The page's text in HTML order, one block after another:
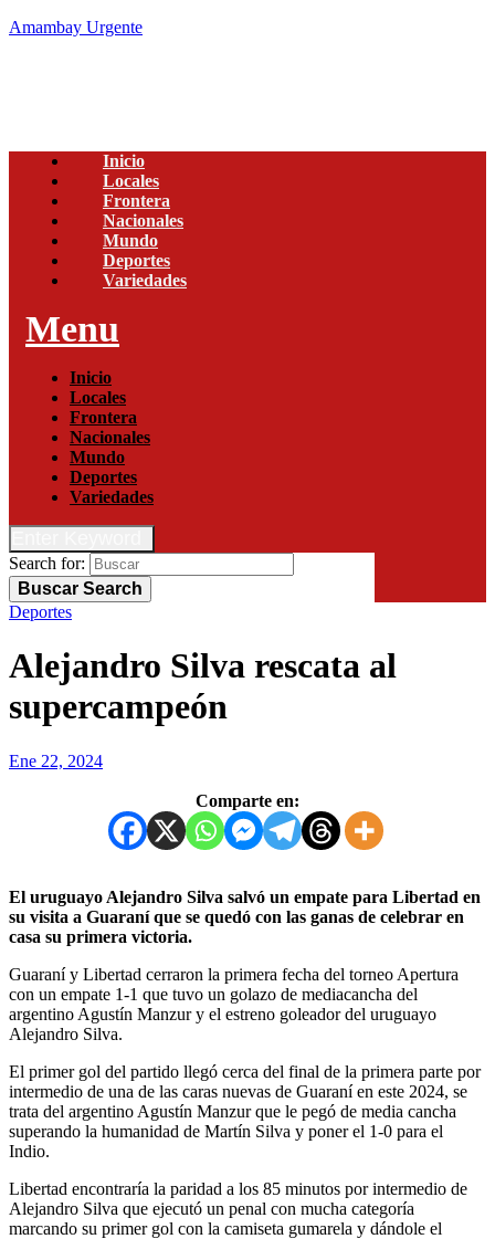
Amambay Urgente
Inicio
Locales
Frontera
Nacionales
Mundo
Deportes
Variedades
Menu
Inicio
Locales
Frontera
Nacionales
Mundo
Deportes
Variedades
Search for:
Buscar Search
Deportes
Alejandro Silva rescata al
supercampeón
Ene 22, 2024
Comparte en:
El uruguayo Alejandro Silva salvó un empate para Libertad en
su visita a Guaraní que se quedó con las ganas de celebrar en
casa su primera victoria.
Guaraní y Libertad cerraron la primera fecha del torneo Apertura
con un empate 1-1 que tuvo un golazo de mediacancha del
argentino Agustín Manzur y el estreno goleador del uruguayo
Alejandro Silva.
El primer gol del partido llegó cerca del final de la primera parte por
intermedio de una de las caras nuevas de Guaraní en este 2024, se
trata del argentino Agustín Manzur que le pegó de media cancha
superando la humanidad de Martín Silva y poner el 1-0 para el
Indio.
Libertad encontraría la paridad a los 85 minutos por intermedio de
Alejandro Silva que ejecutó un penal con mucha categoría
marcando su primer gol con la camiseta gumarela y dándole el